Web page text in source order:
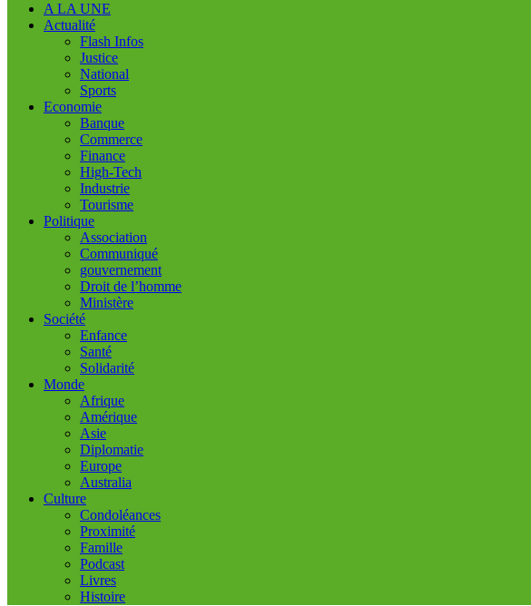
A LA UNE
Actualité
Flash Infos
Justice
National
Sports
Economie
Banque
Commerce
Finance
High-Tech
Industrie
Tourisme
Politique
Association
Communiqué
gouvernement
Droit de l’homme
Ministère
Société
Enfance
Santé
Solidarité
Monde
Afrique
Amérique
Asie
Diplomatie
Europe
Australia
Culture
Condoléances
Proximité
Famille
Podcast
Livres
Histoire